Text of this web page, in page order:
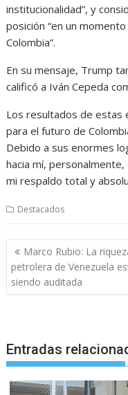
institucionalidad”, y
posición “en un
Colombia”.
En su mensaje, Trump
calificó a Iván Cepeda
Los resultados de estas
para el futuro de
Debido a sus enormes
hacia mí,
mi respaldo total y
Destacados
Navegación
de
entradas
Marco Rubio: La
petrolera de Venezuela
siendo auditada
Entradas